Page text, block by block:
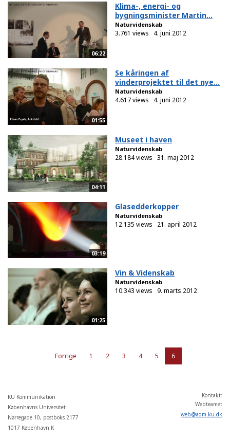
06:22
Klima-, energi- og
bygningsminister Martin...
Naturvidenskab
3.761 views 4. juni 2012
01:55
Se kåringen af
vinderprojektet til det nye...
Naturvidenskab
4.617 views 4. juni 2012
04:11
Museet i haven
Naturvidenskab
28.184 views 31. maj 2012
03:19
Glasedderkopper
Naturvidenskab
12.135 views 21. april 2012
01:25
Vin & Videnskab
Naturvidenskab
10.343 views 9. marts 2012
Forrige 1 2 3 4 5 6
KU Kommunikation
Københavns Universitet
Nørregade 10, postboks 2177
1017 København K
Kontakt:
Webteamet
web@adm.ku.dk